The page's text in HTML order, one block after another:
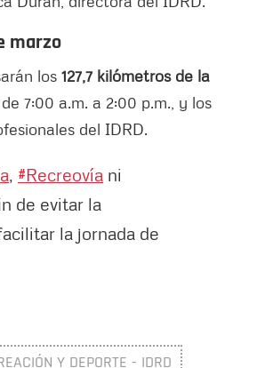
marzo
los 127,7 kilómetros de la
7:00 a.m. a 2:00 p.m., y los
del IDRD.
#Recreovía ni
de evitar la
la jornada de
Y DEPORTE - IDRD